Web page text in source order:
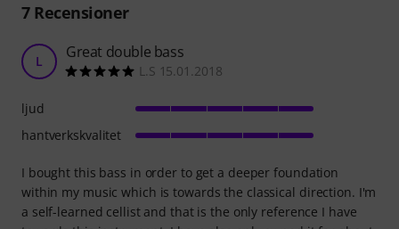
7Recensioner
L Great double bass
L.S 15.01.2018
I bought this bass in order to get a deeper foundation
within my music which is towards the classical direction. I'm
a self-learned cellist and that is the only reference I have
ljud
hantverkskvalitet